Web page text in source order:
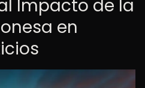
Impacto de la
en